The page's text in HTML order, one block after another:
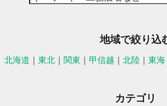
地域で絞り込
北海道 ｜ 東北 ｜ 関東 ｜ 甲信越 ｜ 北陸 ｜ 東海
カテゴリ